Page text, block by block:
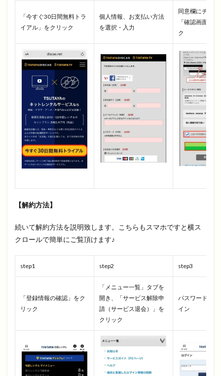
「今すぐ30日間無料トラ
イアル」をクリック
個人情報、お支払い方法
を選択・入力
同意欄にチェ
「確認画面へ
ク
【解約方法】
続いて解約方法を説明致します。こちらもスマホですと横ス
クロールで簡単にご覧頂けます♪
step1 step2 step3
「登録情報の確認」をク
リック
「メニュー一覧」タブを
開き、「サービス解除申
請（サービス退会）」を
クリック
パスワードを
イン